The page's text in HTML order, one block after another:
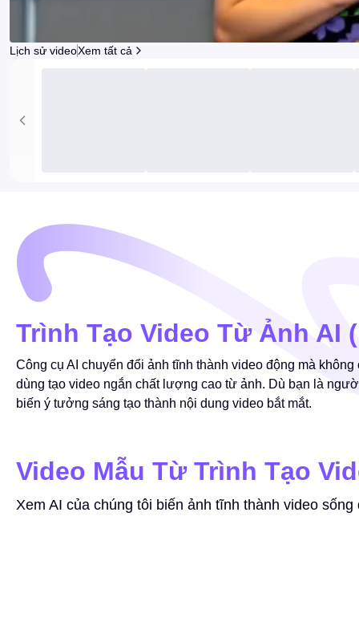
Lịch sử videoXem tất cả
Trình Tạo Video Từ Ảnh AI
Công cụ AI chuyển đổi ảnh tĩnh thành video động mà
dùng tạo video ngắn chất lượng cao từ ảnh. Dù bạn là
biến ý tưởng sáng tạo thành nội dung video bắt mắt.
Video Mẫu Từ Trình Tạo
Xem AI của chúng tôi biến ảnh tĩnh thành video sống